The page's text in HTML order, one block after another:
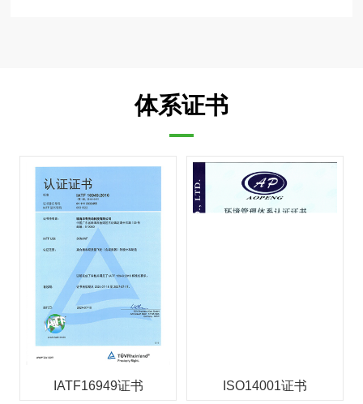
体系证书
IATF16949证书 ISO14001证书